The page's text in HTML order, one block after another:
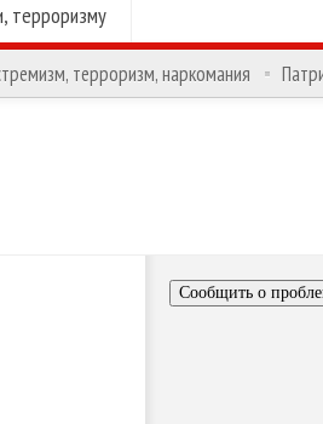
терроризму
терроризм, наркомания
Сообщить о